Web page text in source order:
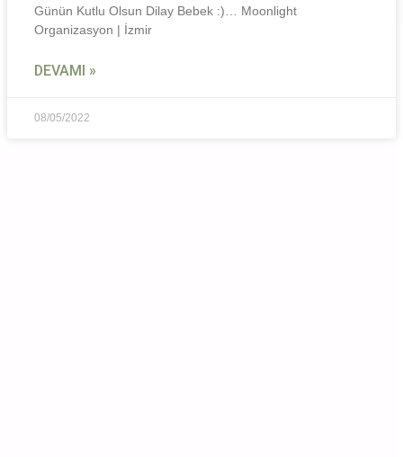
Günün Kutlu Olsun Dilay Bebek :)… Moonlight
Organizasyon | İzmir
DEVAMI »
08/05/2022